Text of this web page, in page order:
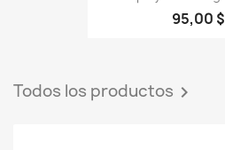
95,00 $
Todos los productos 